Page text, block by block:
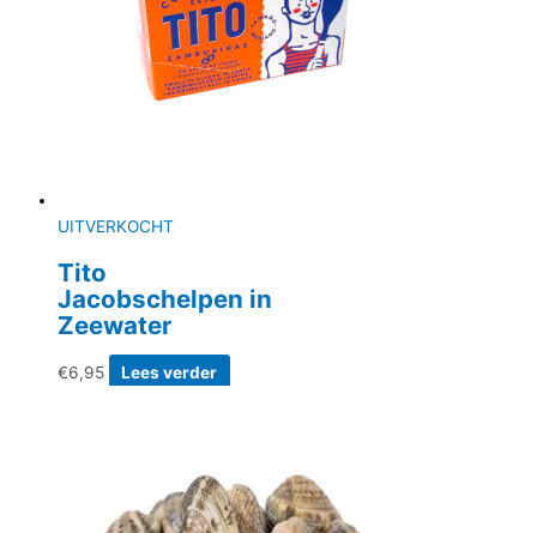
UITVERKOCHT
Tito
Jacobschelpen in
Zeewater
€6,95 Lees verder